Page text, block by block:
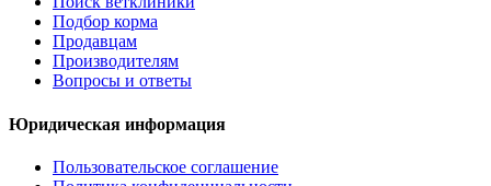
Подбор корма
Продавцам
Производителям
Вопросы и ответы
Юридическая информация
Пользовательское соглашение